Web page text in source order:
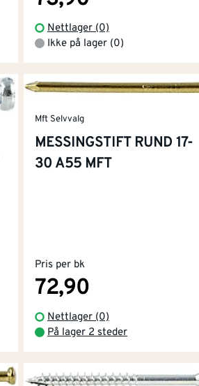
Nettlager (0)
Ikke på lager (0)
Mft Selvvalg
MESSINGSTIFT RUND 17-
30 A55 MFT
Pris per bk
72,90
Nettlager (0)
På lager 2 steder